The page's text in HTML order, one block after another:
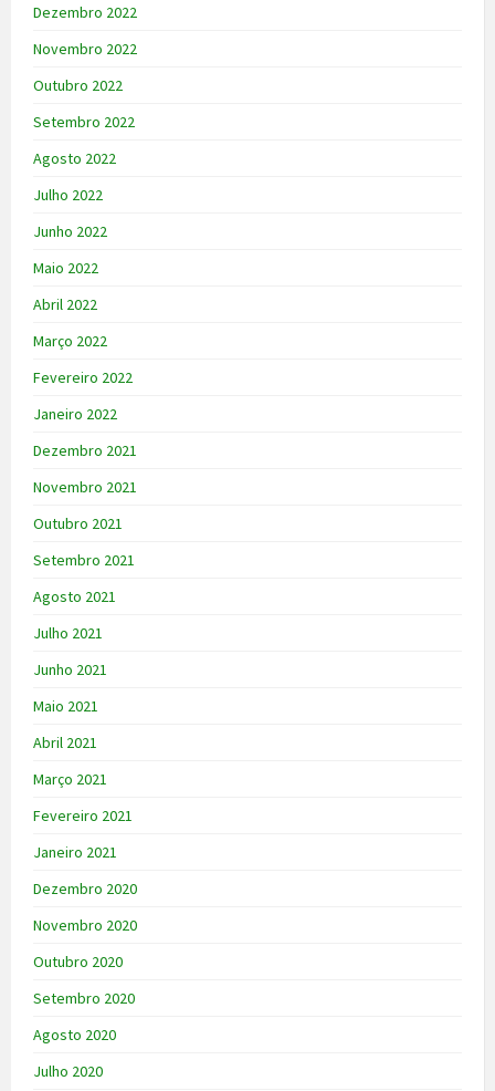
Dezembro 2022
Novembro 2022
Outubro 2022
Setembro 2022
Agosto 2022
Julho 2022
Junho 2022
Maio 2022
Abril 2022
Março 2022
Fevereiro 2022
Janeiro 2022
Dezembro 2021
Novembro 2021
Outubro 2021
Setembro 2021
Agosto 2021
Julho 2021
Junho 2021
Maio 2021
Abril 2021
Março 2021
Fevereiro 2021
Janeiro 2021
Dezembro 2020
Novembro 2020
Outubro 2020
Setembro 2020
Agosto 2020
Julho 2020